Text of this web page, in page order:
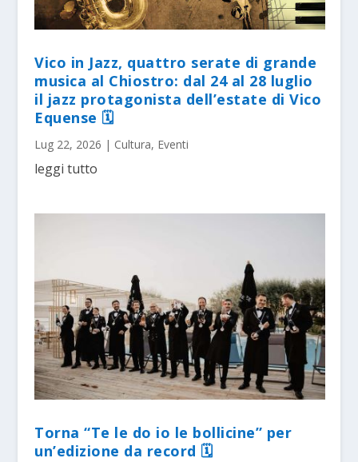
Vico in Jazz, quattro serate di grande
musica al Chiostro: dal 24 al 28 luglio
il jazz protagonista dell’estate di Vico
Equense 🗓
Lug 22, 2026 | Cultura, Eventi
leggi tutto
Torna “Te le do io le bollicine” per
un’edizione da record 🗓